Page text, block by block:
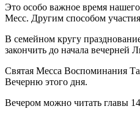
Это особо важное время
Месс. Другим способом
В семейном кругу
закончить до начала вечерней
Святая Месса Воспоминания
Вечерню этого дня.
Вечером можно читать главы